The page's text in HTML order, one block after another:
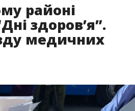
районі
здоров’я”.
медичних